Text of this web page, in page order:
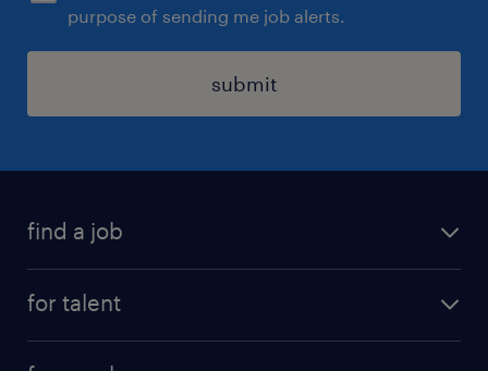
purpose of sending me job alerts.
submit
find a job
for talent